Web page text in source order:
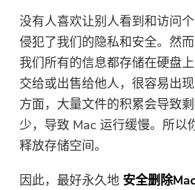
没有人喜欢让别人看到和访问
侵犯了我们的隐私和安全。然
我们所有的信息都存储在硬盘
交给或出售给他人，很容易出
方面，大量文件的积累会导致
少，导致 Mac 运行缓慢。所以
释放存储空间。
因此，最好永久地 安全删除